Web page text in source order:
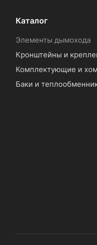
Каталог
Элементы дымохода
Кронштейны и
Комплектующие и
Баки и